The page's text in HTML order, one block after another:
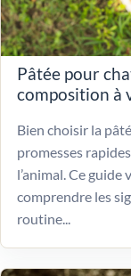
Pâtée pour
composition à
Bien choisir la
promesses
l’animal. Ce guide
comprendre les
routine...